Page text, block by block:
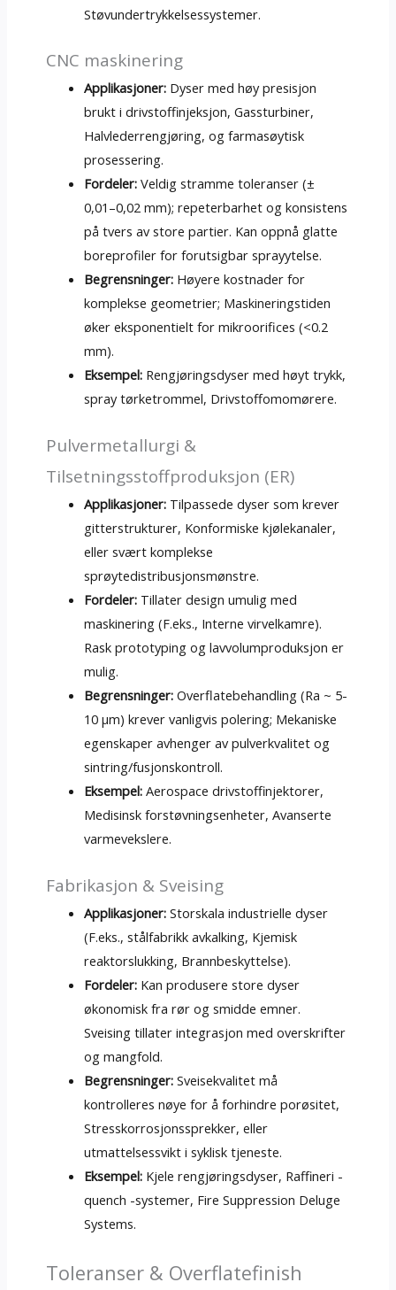
Støvundertrykkelsessystemer.
CNC maskinering
Applikasjoner: Dyser med høy presisjon
brukt i drivstoffinjeksjon, Gassturbiner,
Halvlederrengjøring, og farmasøytisk
prosessering.
Fordeler: Veldig stramme toleranser (±
0,01–0,02 mm); repeterbarhet og konsistens
på tvers av store partier. Kan oppnå glatte
boreprofiler for forutsigbar sprayytelse.
Begrensninger: Høyere kostnader for
komplekse geometrier; Maskineringstiden
øker eksponentielt for mikroorifices (<0.2
mm).
Eksempel: Rengjøringsdyser med høyt trykk,
spray tørketrommel, Drivstoffomomørere.
Pulvermetallurgi &
Tilsetningsstoffproduksjon (ER)
Applikasjoner: Tilpassede dyser som krever
gitterstrukturer, Konformiske kjølekanaler,
eller svært komplekse
sprøytedistribusjonsmønstre.
Fordeler: Tillater design umulig med
maskinering (F.eks., Interne virvelkamre).
Rask prototyping og lavvolumproduksjon er
mulig.
Begrensninger: Overflatebehandling (Ra ~ 5-
10 μm) krever vanligvis polering; Mekaniske
egenskaper avhenger av pulverkvalitet og
sintring/fusjonskontroll.
Eksempel: Aerospace drivstoffinjektorer,
Medisinsk forstøvningsenheter, Avanserte
varmevekslere.
Fabrikasjon & Sveising
Applikasjoner: Storskala industrielle dyser
(F.eks., stålfabrikk avkalking, Kjemisk
reaktorslukking, Brannbeskyttelse).
Fordeler: Kan produsere store dyser
økonomisk fra rør og smidde emner.
Sveising tillater integrasjon med overskrifter
og mangfold.
Begrensninger: Sveisekvalitet må
kontrolleres nøye for å forhindre porøsitet,
Stresskorrosjonssprekker, eller
utmattelsessvikt i syklisk tjeneste.
Eksempel: Kjele rengjøringsdyser, Raffineri -
quench -systemer, Fire Suppression Deluge
Systems.
Toleranser & Overflatefinish